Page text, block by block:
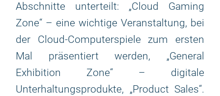
Abschnitte unterteilt: „Cloud Gaming
Zone“ – eine wichtige Veranstaltung, bei
der Cloud-Computerspiele zum ersten
Mal präsentiert werden, „General
Exhibition Zone“ – digitale
Unterhaltungsprodukte, „Product Sales“.